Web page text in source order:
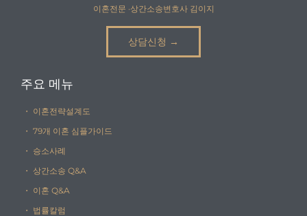
이혼전문 ·상간소송변호사 김이지
상담신청 →
주요 메뉴
・ 이혼전략설계도
・ 79개 이혼 심플가이드
・ 승소사례
・ 상간소송 Q&A
・ 이혼 Q&A
・ 법률칼럼